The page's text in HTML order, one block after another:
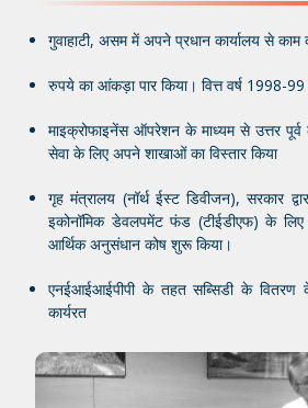
गुवाहाटी, असम में अपने प्रधान कार्यालय से
रुपये का आंकड़ा पार किया। वित्त वर्ष 1998-
माइक्रोफाइनेंस ऑपरेशन के माध्यम से उत्तर
सेवा के लिए अपने शाखाओं का विस्तार किया
गृह मंत्रालय (नॉर्थ ईस्ट डिवीजन), सरकार
इकोनॉमिक डेवलपमेंट फंड (टीईडीएफ) के
आर्थिक अनुसंधान कोष शुरू किया।
एनईआईआईपीपी के तहत सब्सिडी के
कार्यरत